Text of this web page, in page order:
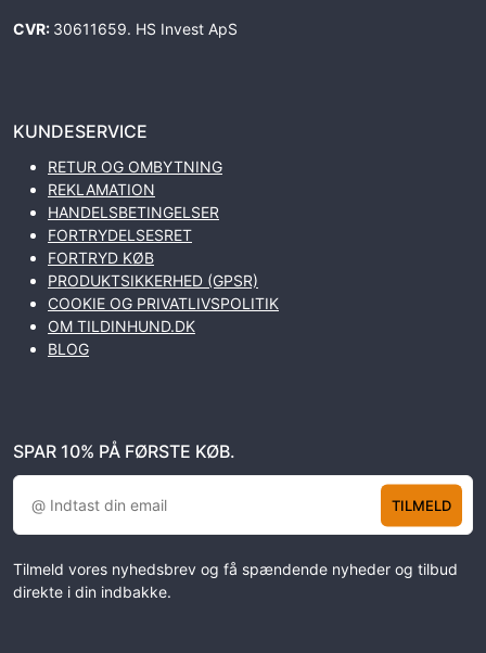
CVR: 30611659. HS Invest ApS
KUNDESERVICE
RETUR OG OMBYTNING
REKLAMATION
HANDELSBETINGELSER
FORTRYDELSESRET
FORTRYD KØB
PRODUKTSIKKERHED (GPSR)
COOKIE OG PRIVATLIVSPOLITIK
OM TILDINHUND.DK
BLOG
SPAR 10% PÅ FØRSTE KØB.
TILMELD
Tilmeld vores nyhedsbrev og få spændende nyheder og tilbud
direkte i din indbakke.